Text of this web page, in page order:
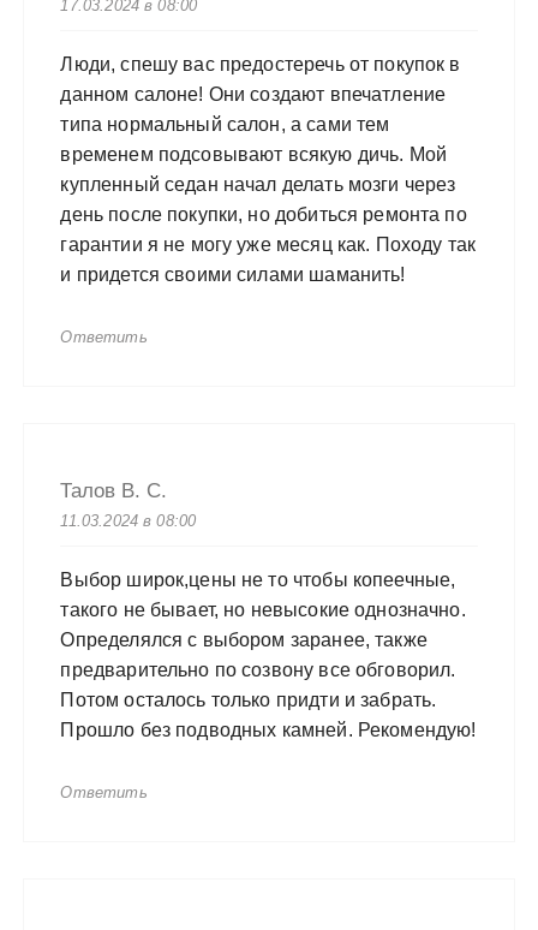
17.03.2024 в 08:00
Люди, спешу вас предостеречь от покупок в
данном салоне! Они создают впечатление
типа нормальный салон, а сами тем
временем подсовывают всякую дичь. Мой
купленный седан начал делать мозги через
день после покупки, но добиться ремонта по
гарантии я не могу уже месяц как. Походу так
и придется своими силами шаманить!
Ответить
Талов В. С.
11.03.2024 в 08:00
Выбор широк,цены не то чтобы копеечные,
такого не бывает, но невысокие однозначно.
Определялся с выбором заранее, также
предварительно по созвону все обговорил.
Потом осталось только придти и забрать.
Прошло без подводных камней. Рекомендую!
Ответить